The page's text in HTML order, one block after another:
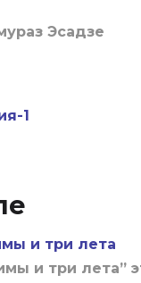
Эсадзе
1
и три лета
и три лета”